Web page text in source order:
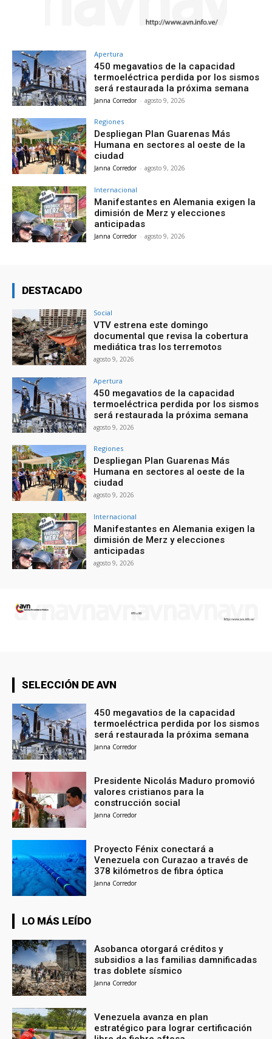
Apertura
450 megavatios de la capacidad
termoeléctrica perdida por los sismos
será restaurada la próxima semana
Janna Corredor - agosto 9, 2026
Regiones
Despliegan Plan Guarenas Más
Humana en sectores al oeste de la
ciudad
Janna Corredor - agosto 9, 2026
Internacional
Manifestantes en Alemania exigen la
dimisión de Merz y elecciones
anticipadas
Janna Corredor - agosto 9, 2026
DESTACADO
Social
VTV estrena este domingo
documental que revisa la cobertura
mediática tras los terremotos
agosto 9, 2026
Apertura
450 megavatios de la capacidad
termoeléctrica perdida por los sismos
será restaurada la próxima semana
agosto 9, 2026
Regiones
Despliegan Plan Guarenas Más
Humana en sectores al oeste de la
ciudad
agosto 9, 2026
Internacional
Manifestantes en Alemania exigen la
dimisión de Merz y elecciones
anticipadas
agosto 9, 2026
SELECCIÓN DE AVN
450 megavatios de la capacidad
termoeléctrica perdida por los sismos
será restaurada la próxima semana
Janna Corredor
Presidente Nicolás Maduro promovió
valores cristianos para la
construcción social
Janna Corredor
Proyecto Fénix conectará a
Venezuela con Curazao a través de
378 kilómetros de fibra óptica
Janna Corredor
LO MÁS LEÍDO
Asobanca otorgará créditos y
subsidios a las familias damnificadas
tras doblete sísmico
Janna Corredor
Venezuela avanza en plan
estratégico para lograr certificación